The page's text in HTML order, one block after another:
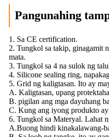
Pangunahing
1. Sa CE certification.
2. Tungkol sa takip, ginagamit
mata.
3. Tungkol sa 4 na sulok ng
4. Silicone sealing ring,
5. Grid ng kaligtasan. Ito ay
A. Kaligtasan, upang
B. pigilan ang mga dayuhang
C. Kung ang iyong produkto
6. Tungkol sa Materyal. Lahat
A.Buong hindi kinakalawang-